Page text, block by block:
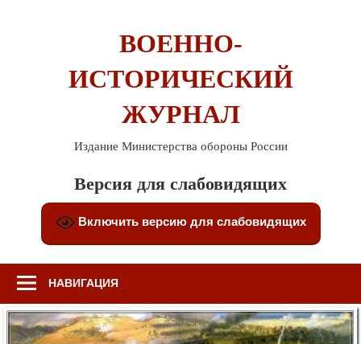
ВОЕННО-
ИСТОРИЧЕСКИЙ
ЖУРНАЛ
Издание Министерства обороны России
Версия для слабовидящих
Включить версию для слабовидящих
НАВИГАЦИЯ